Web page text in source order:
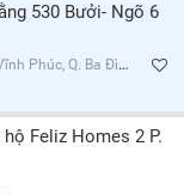
NHÀ
530 Bưởi- Ngõ 6
Phúc, Q. Ba Đình, Hà Nội
Feliz Homes 2 P.